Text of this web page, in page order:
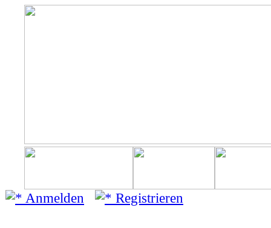
Anmelden Registrieren